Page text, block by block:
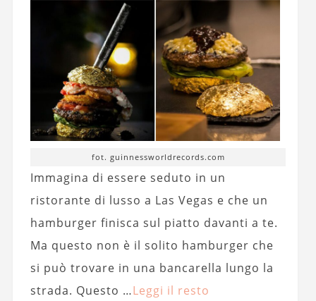
fot. guinnessworldrecords.com
Immagina di essere seduto in un
ristorante di lusso a Las Vegas e che un
hamburger finisca sul piatto davanti a te.
Ma questo non è il solito hamburger che
si può trovare in una bancarella lungo la
strada. Questo …Leggi il resto